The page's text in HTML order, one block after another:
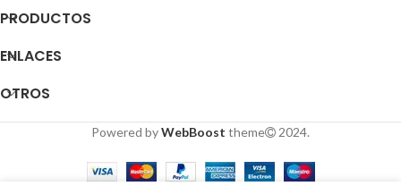
PRODUCTOS
ENLACES
OTROS
Powered byWebBoost theme 2024.